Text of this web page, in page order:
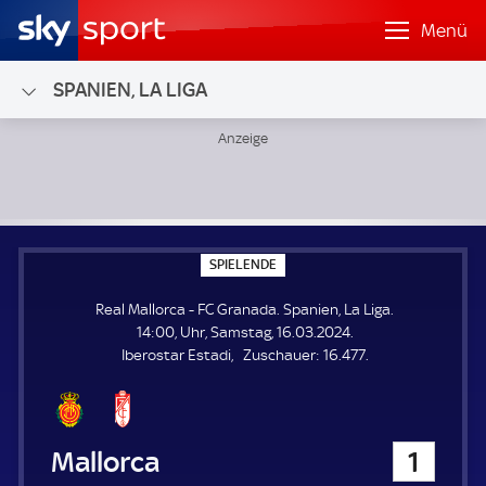
Menü
SPANIEN, LA LIGA
SPIELENDE
P
L
E
N
Real Mallorca - FC Granada. Spanien, La Liga.
14:00, Uhr, Samstag, 16.03.2024.
Iberostar Estadi
Zuschauer: Z
16.477.
Real Mallorca 1